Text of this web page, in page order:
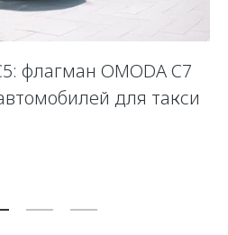
флагман OMODA C7
для такси